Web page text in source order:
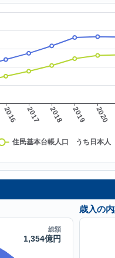
歳入の